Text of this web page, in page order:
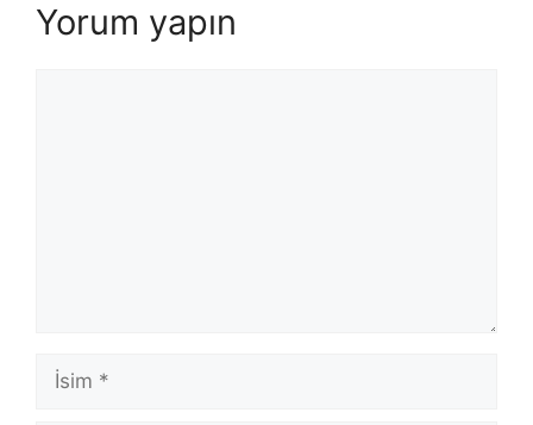
Yorum yapın
İsim